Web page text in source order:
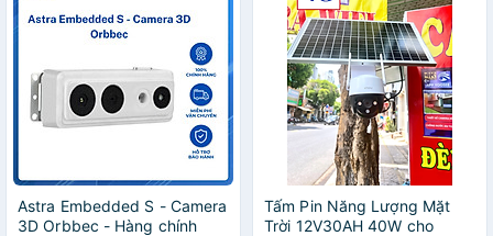
Astra Embedded S - Camera
3D Orbbec - Hàng chính
Tấm Pin Năng Lượng Mặt
Trời 12V30AH 40W cho